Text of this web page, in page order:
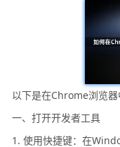
以下是在Chrome浏览器
一、打开开发者工具
1. 使用快捷键：在